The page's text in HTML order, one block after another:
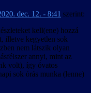
dec. 12. - 8:41 szerint:
kell(ene) hozzá
illetve kegyetlen sok
nem látszik olyan
annyi, mint az
volt), így óvatos
sok órás munka (lenne)